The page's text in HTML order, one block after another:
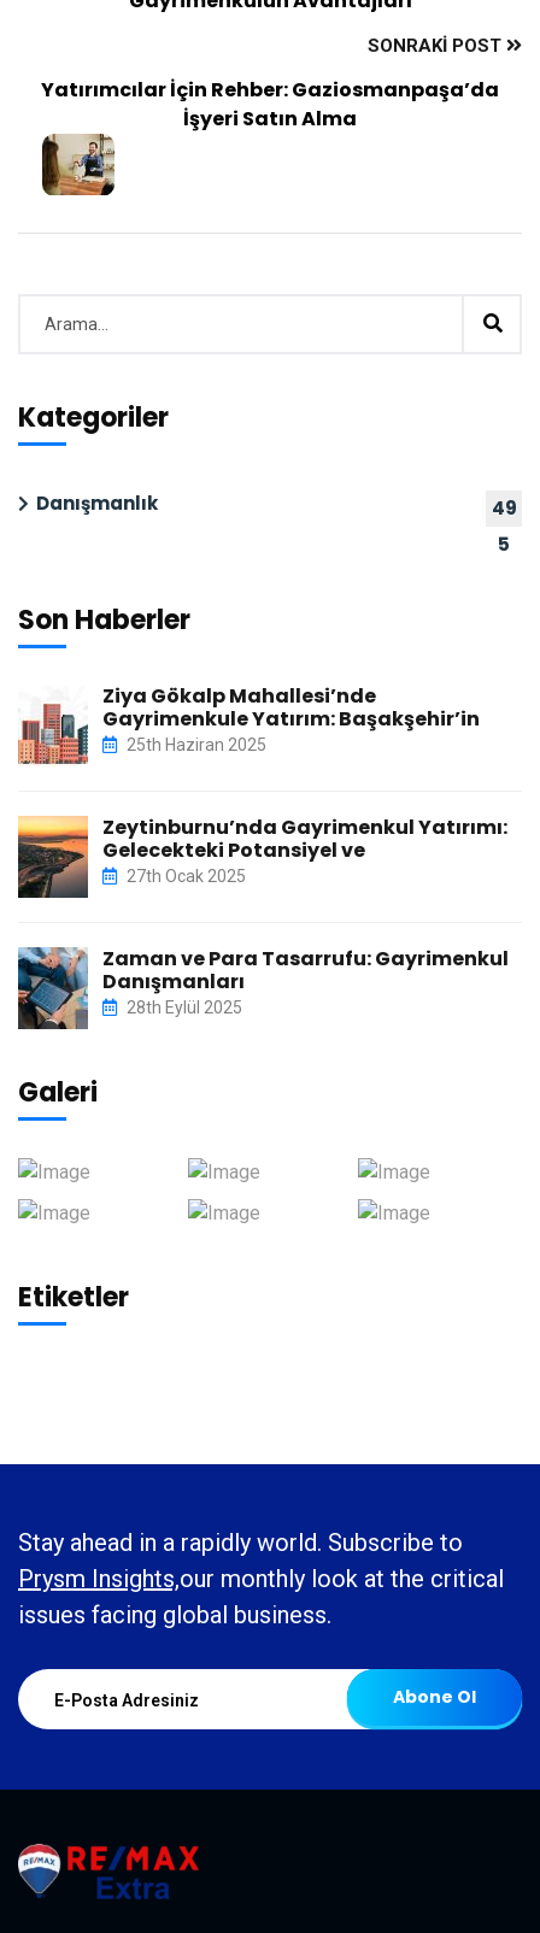
SONRAKI POST
Yatırımcılar İçin Rehber: Gaziosmanpaşa’da
İşyeri Satın Alma
Kategoriler
Danışmanlık
49
5
Son Haberler
Ziya Gökalp Mahallesi’nde
Gayrimenkule Yatırım: Başakşehir’in
25th Haziran 2025
Zeytinburnu’nda Gayrimenkul Yatırımı:
Gelecekteki Potansiyel ve
27th Ocak 2025
Zaman ve Para Tasarrufu: Gayrimenkul
Danışmanları
28th Eylül 2025
Galeri
Etiketler
Stay ahead in a rapidly world. Subscribe to
Prysm Insights,our monthly look at the critical
issues facing global business.
Abone Ol